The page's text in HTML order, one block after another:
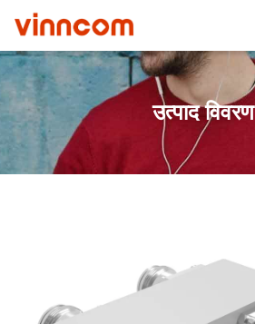
उत्पाद विवरण